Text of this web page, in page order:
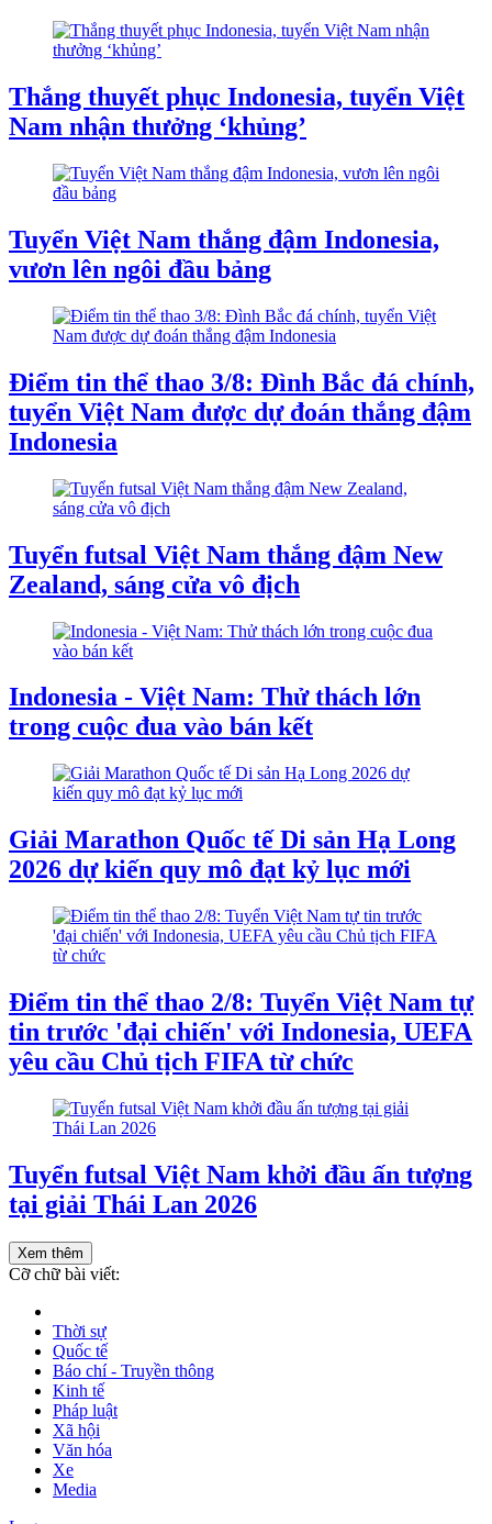
Thắng thuyết phục Indonesia, tuyển Việt
Nam nhận thưởng ‘khủng’
Tuyển Việt Nam thắng đậm Indonesia,
vươn lên ngôi đầu bảng
Điểm tin thể thao 3/8: Đình Bắc đá chính,
tuyển Việt Nam được dự đoán thắng đậm
Indonesia
Tuyển futsal Việt Nam thắng đậm New
Zealand, sáng cửa vô địch
Indonesia - Việt Nam: Thử thách lớn
trong cuộc đua vào bán kết
Giải Marathon Quốc tế Di sản Hạ Long
2026 dự kiến quy mô đạt kỷ lục mới
Điểm tin thể thao 2/8: Tuyển Việt Nam tự
tin trước 'đại chiến' với Indonesia, UEFA
yêu cầu Chủ tịch FIFA từ chức
Tuyển futsal Việt Nam khởi đầu ấn tượng
tại giải Thái Lan 2026
Xem thêm
Cỡ chữ bài viết:
Thời sự
Quốc tế
Báo chí - Truyền thông
Kinh tế
Pháp luật
Xã hội
Văn hóa
Xe
Media